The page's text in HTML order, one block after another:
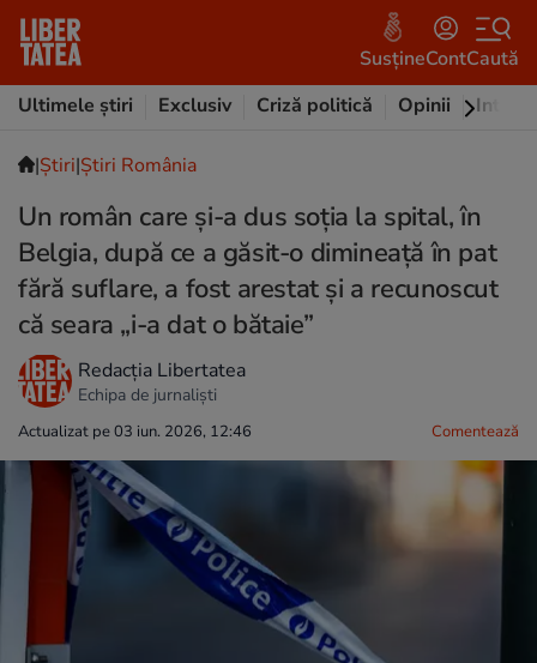
SusțineContCaută
Ultimele știri
Exclusiv Criză politică Opinii
|Ştiri|Știri România
Un român care și-a dus soția la spital, în
Belgia, după ce a găsit-o dimineață în pat
fără suflare, a fost arestat și a recunoscut
că seara „i-a dat o bătaie”
Redacția Libertatea
Echipa de jurnaliști
Actualizat pe 03 iun. 2026, 12:46 Comentează